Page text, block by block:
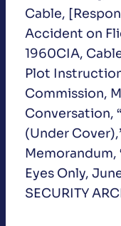
Cable,
Accident on
1960CIA,
Plot
Commission,
Conversation,
(Under
Memorandum,
Eyes Only,
SECURITY